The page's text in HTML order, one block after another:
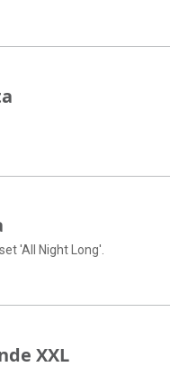
'All Night Long'.
XXL